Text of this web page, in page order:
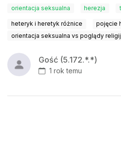
orientacja seksualna herezja
heteryk i heretyk różnice
pojęcie
orientacja seksualna vs poglądy
Gość (5.172.*.*)
1 rok temu